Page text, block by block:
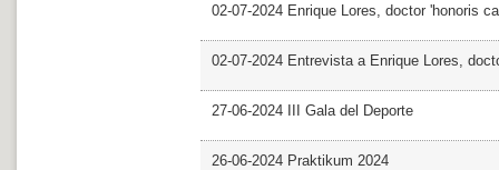
02-07-2024 Enrique Lores, doctor 'honoris
02-07-2024 Entrevista a Enrique Lores,
27-06-2024 III Gala del Deporte
26-06-2024 Praktikum 2024